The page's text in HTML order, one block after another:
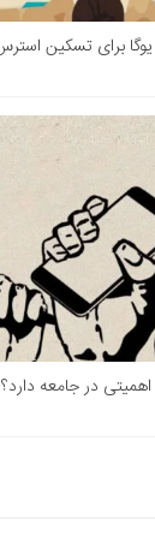
در جامعه دارد؟